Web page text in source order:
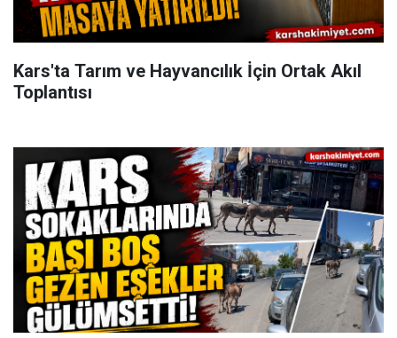
Kars'ta Tarım ve Hayvancılık İçin Ortak Akıl
Toplantısı